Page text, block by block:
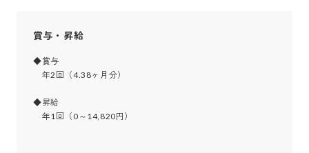
賞与・昇給
◆賞与
年2回（4.38ヶ月分）
◆昇給
年1回（0～14,820円）